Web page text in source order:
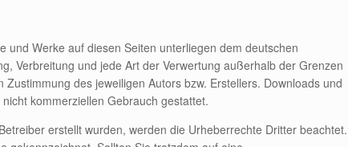
und Werke auf diesen Seiten unterliegen dem deutschen
Verbreitung und jede Art der Verwertung außerhalb der Grenzen
des jeweiligen Autors bzw. Erstellers. Downloads und
kommerziellen Gebrauch gestattet.
erstellt wurden, werden die Urheberrechte Dritter beachtet.